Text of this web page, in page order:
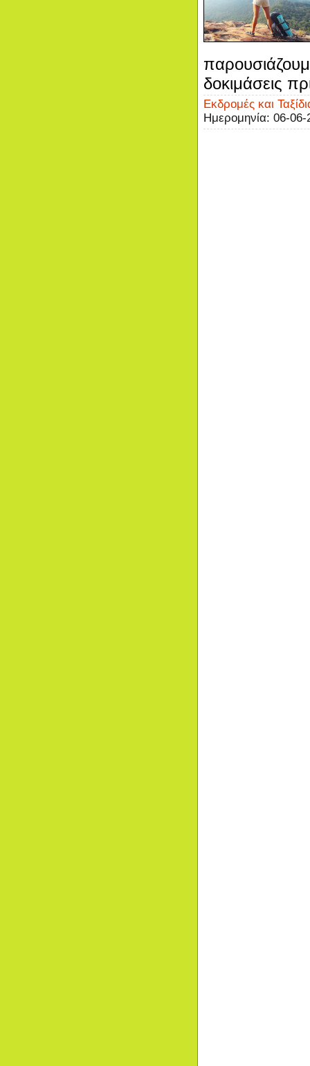
δοκιμάσεις
Εκδρομές και
Ημερομηνία: 06-06-